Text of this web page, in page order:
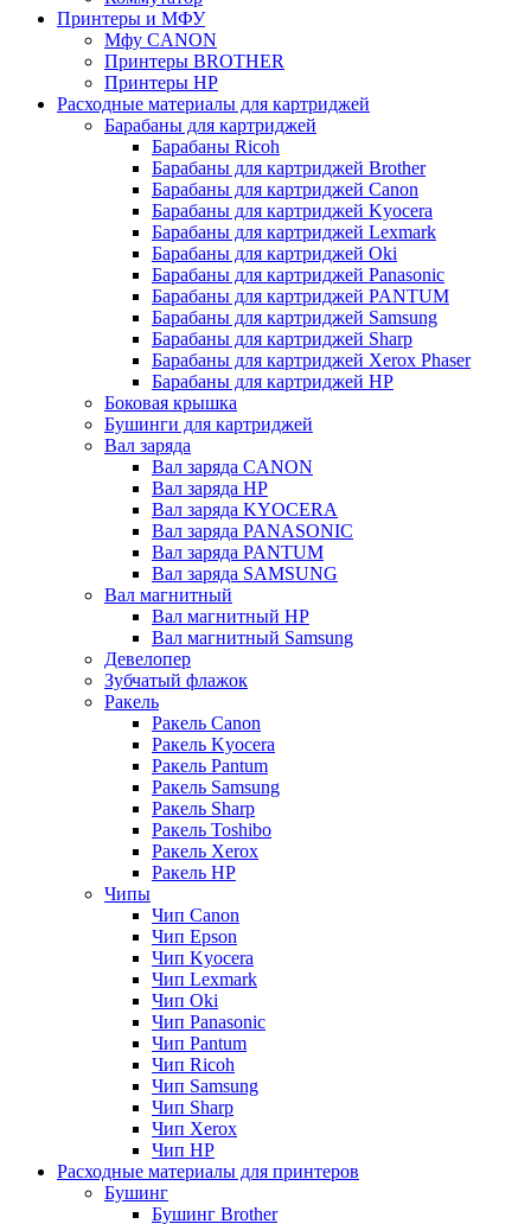
Принтеры и МФУ
Мфу CANON
Принтеры BROTHER
Принтеры HP
Расходные материалы для картриджей
Барабаны для картриджей
Барабаны Ricoh
Барабаны для картриджей Brother
Барабаны для картриджей Canon
Барабаны для картриджей Kyocera
Барабаны для картриджей Lexmark
Барабаны для картриджей Oki
Барабаны для картриджей Panasonic
Барабаны для картриджей PANTUM
Барабаны для картриджей Samsung
Барабаны для картриджей Sharp
Барабаны для картриджей Xerox Phaser
Барабаны для картриджей НР
Боковая крышка
Бушинги для картриджей
Вал заряда
Вал заряда CANON
Вал заряда HP
Вал заряда KYOCERA
Вал заряда PANASONIC
Вал заряда PANTUM
Вал заряда SAMSUNG
Вал магнитный
Вал магнитный HP
Вал магнитный Samsung
Девелопер
Зубчатый флажок
Ракель
Ракель Canon
Ракель Kyocera
Ракель Pantum
Ракель Samsung
Ракель Sharp
Ракель Toshibo
Ракель Xerox
Ракель НР
Чипы
Чип Canon
Чип Epson
Чип Kyocera
Чип Lexmark
Чип Oki
Чип Panasonic
Чип Pantum
Чип Ricoh
Чип Samsung
Чип Sharp
Чип Xerox
Чип НР
Расходные материалы для принтеров
Бушинг
Бушинг Brother